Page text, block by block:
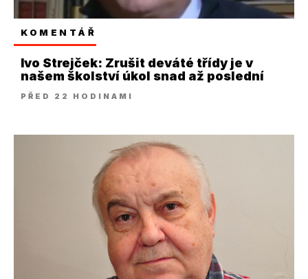
KOMENTÁŘ
Ivo Strejček: Zrušit deváté třídy je v
našem školství úkol snad až poslední
PŘED 22 HODINAMI